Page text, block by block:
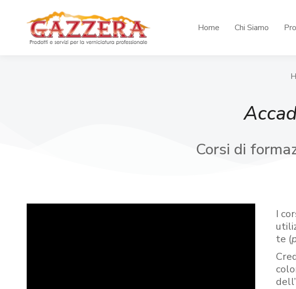
Home Chi Siamo
Corsi di
I
te (